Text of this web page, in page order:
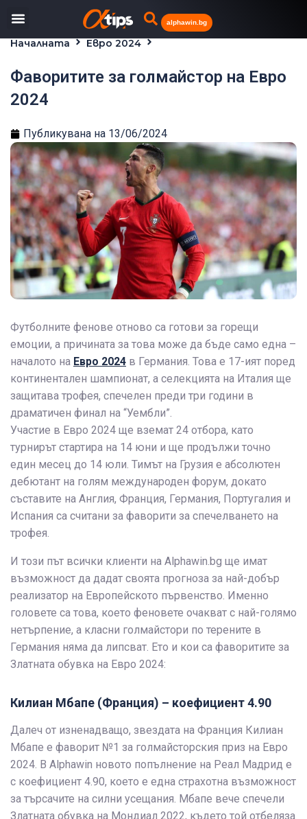
alphawin.bg
Началната
Евро 2024
Фаворитите за голмайстор на Евро
2024
Публикувана на 13/06/2024
Футболните фенове отново са готови за горещи
емоции, а причината за това може да бъде само една –
началото на Евро 2024 в Германия. Това е 17-ият поред
континентален шампионат, а селекцията на Италия ще
защитава трофея, спечелен преди три години в
драматичен финал на “Уембли”.
Участие в Евро 2024 ще вземат 24 отбора, като
турнирът стартира на 14 юни и ще продължи точно
един месец до 14 юли. Тимът на Грузия е абсолютен
дебютант на голям международен форум, докато
съставите на Англия, Франция, Германия, Португалия и
Испания са считани за фаворити за спечелването на
трофея.
И този път всички клиенти на Alphawin.bg ще имат
възможност да дадат своята прогноза за най-добър
реализатор на Европейското първенство. Именно
головете са това, което феновете очакват с най-голямо
нетърпение, а класни голмайстори по терените в
Германия няма да липсват. Ето и кои са фаворитите за
Златната обувка на Евро 2024:
Килиан Мбапе (Франция) – коефициент 4.90
Далеч от изненадващо, звездата на Франция Килиан
Мбапе е фаворит №1 за голмайсторския приз на Евро
2024. В Alphawin новото попълнение на Реал Мадрид е
с коефициент 4.90, което е една страхотна възможност
за търсачите на силни усещания. Мбапе вече спечели
Златната обувка на Мондиал 2022, където той отбеляза